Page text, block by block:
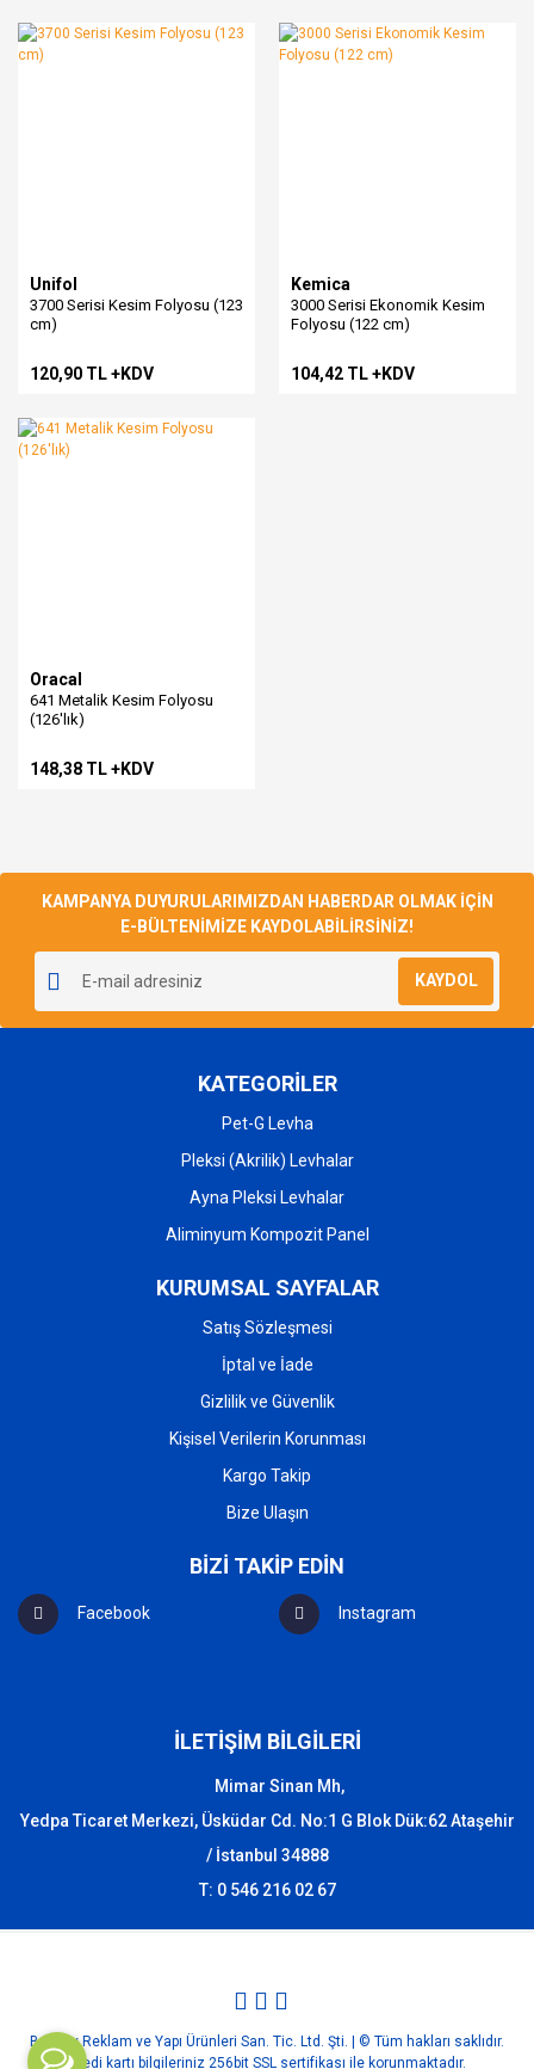
Unifol
3700 Serisi Kesim Folyosu (123
cm)
120,90 TL +KDV
Kemica
3000 Serisi Ekonomik Kesim
Folyosu (122 cm)
104,42 TL +KDV
Oracal
641 Metalik Kesim Folyosu
(126'lık)
148,38 TL +KDV
KAMPANYA DUYURULARIMIZDAN HABERDAR OLMAK İÇİN
E-BÜLTENİMİZE KAYDOLABİLİRSİNİZ!
KAYDOL
KATEGORİLER
Pet-G Levha
Pleksi (Akrilik) Levhalar
Ayna Pleksi Levhalar
Aliminyum Kompozit Panel
KURUMSAL SAYFALAR
Satış Sözleşmesi
İptal ve İade
Gizlilik ve Güvenlik
Kişisel Verilerin Korunması
Kargo Takip
Bize Ulaşın
BİZİ TAKİP EDİN
Facebook Instagram
İLETİŞİM BİLGİLERİ
Mimar Sinan Mh,
Yedpa Ticaret Merkezi, Üsküdar Cd. No:1 G Blok Dük:62 Ataşehir
/ İstanbul 34888
T: 0 546 216 02 67
Bozbey Reklam ve Yapı Ürünleri San. Tic. Ltd. Şti. | © Tüm hakları saklıdır.
Kredi kartı bilgileriniz 256bit SSL sertifikası ile korunmaktadır.